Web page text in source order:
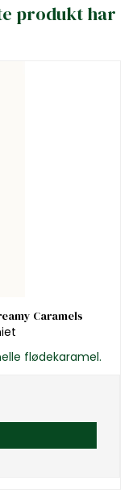
produkt har
Caramels
flødekaramel.